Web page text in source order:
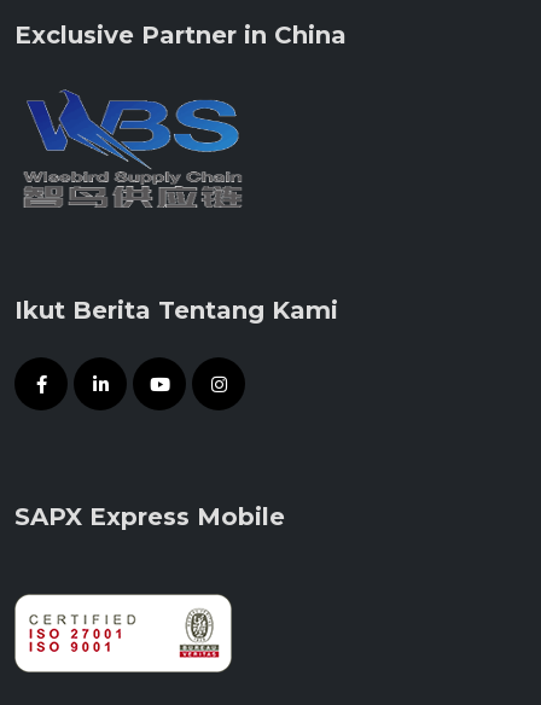
Exclusive Partner in China
Ikut Berita Tentang Kami
SAPX Express Mobile